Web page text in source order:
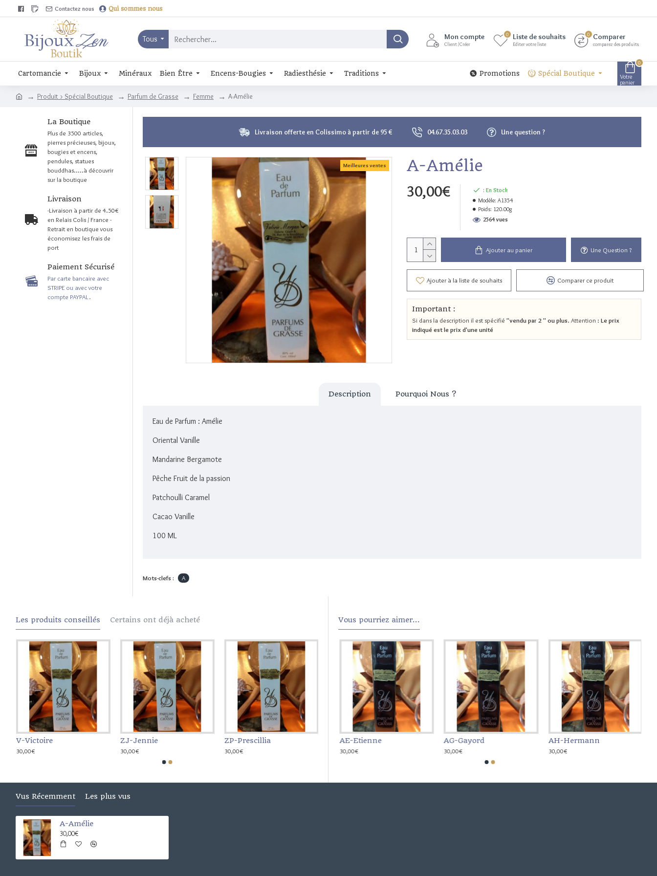
Contactez nous Qui sommes nous
Tous Mon compte
Client /Créer
Liste de souhaits
Editer votre liste
0 Comparer
comparez des produits
0
Cartomancie Bijoux Minéraux Bien Être Encens-Bougies Radiesthésie Traditions Promotions Spécial Boutique
Votre
panier
0
Produit > Spécial Boutique Parfum de Grasse Femme A-Amélie
La Boutique
Plus de 3500 articles,
pierres précieuses, bijoux,
bougies et encens,
pendules, statues
bouddhas.....à découvrir
sur la boutique
Livraison
-Livraison à partir de 4.50€
en Relais Colis / France -
Retrait en boutique vous
économisez les frais de
port
Paiement Sécurisé
Par carte bancaire avec
STRIPE ou avec votre
compte PAYPAL.
Livraison offerte en Colissimo à partir de 95 € 04.67.35.03.03 Une question ?
Meilleures ventes A-Amélie
30,00€ : En Stock
Modèle: A1354
Poids: 120.00g
2564 vues
Ajouter au panier Une Question ?
Ajouter à la liste de souhaits Comparer ce produit
Important :
Si dans la description il est spécifié "vendu par 2 " ou plus. Attention : Le prix
indiqué est le prix d'une unité
Description Pourquoi Nous ?
Eau de Parfum : Amélie
Oriental Vanille
Mandarine Bergamote
Pêche Fruit de la passion
Patchoulli Caramel
Cacao Vanille
100 ML
Mots-clefs : A
Les produits conseillés Certains ont déjà acheté
V-Victoire
30,00€
ZJ-Jennie
30,00€
ZP-Prescillia
30,00€
Vous pourriez aimer...
N-Noémie
30,00€
AC-Corentin
30,00€
AD-Dan
30,00€
AE-Etienne
30,00€
AG-Gayord
30,00€
AH-Hermann
30,00€
Vus Récemment Les plus vus
A-Amélie
30,00€